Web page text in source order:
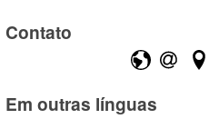
Contato
Em outras línguas